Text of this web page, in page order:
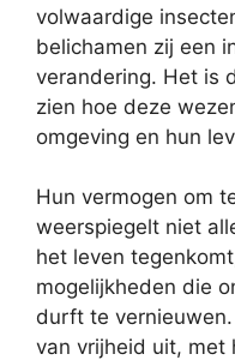
volwaardige
belichamen zij een
verandering. Het is
zien hoe deze
omgeving en hun
Hun vermogen om
weerspiegelt niet
het leven
mogelijkheden die
durft te
van vrijheid uit, met